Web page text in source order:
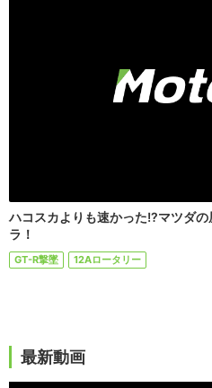
ハコスカよりも速かった!?マツダ
ラ！
GT-R撃墜 12Aロータリー
最新動画